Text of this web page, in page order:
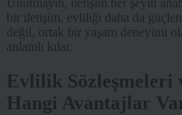
Unutmayın, iletişim her şeyin
bir iletişim, evliliği daha da
değil, ortak bir yaşam deneyimi
anlamlı kılar.
Evlilik Sözleşmeleri
Hangi Avantajlar